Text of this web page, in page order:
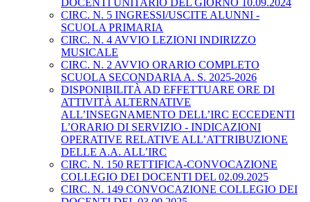
DOCENTI UNITARIO DEL GIORNO 10.09.2024
CIRC. N. 5 INGRESSI/USCITE ALUNNI -
SCUOLA PRIMARIA
CIRC. N. 4 AVVIO LEZIONI INDIRIZZO
MUSICALE
CIRC. N. 2 AVVIO ORARIO COMPLETO
SCUOLA SECONDARIA A. S. 2025-2026
DISPONIBILITÀ AD EFFETTUARE ORE DI
ATTIVITÀ ALTERNATIVE
ALL’INSEGNAMENTO DELL’IRC ECCEDENTI
L’ORARIO DI SERVIZIO - INDICAZIONI
OPERATIVE RELATIVE ALL’ATTRIBUZIONE
DELLE A.A. ALL’IRC
CIRC. N. 150 RETTIFICA-CONVOCAZIONE
COLLEGIO DEI DOCENTI DEL 02.09.2025
CIRC. N. 149 CONVOCAZIONE COLLEGIO DEI